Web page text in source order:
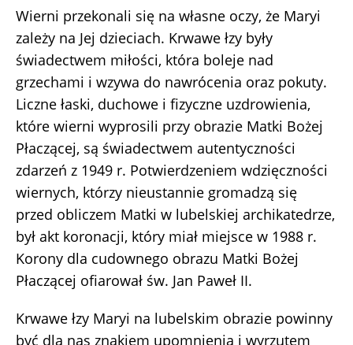
Wierni przekonali się na własne oczy, że Maryi
zależy na Jej dzieciach. Krwawe łzy były
świadectwem miłości, która boleje nad
grzechami i wzywa do nawrócenia oraz pokuty.
Liczne łaski, duchowe i fizyczne uzdrowienia,
które wierni wyprosili przy obrazie Matki Bożej
Płaczącej, są świadectwem autentyczności
zdarzeń z 1949 r. Potwierdzeniem wdzięczności
wiernych, którzy nieustannie gromadzą się
przed obliczem Matki w lubelskiej archikatedrze,
był akt koronacji, który miał miejsce w 1988 r.
Korony dla cudownego obrazu Matki Bożej
Płaczącej ofiarował św. Jan Paweł II.
Krwawe łzy Maryi na lubelskim obrazie powinny
być dla nas znakiem upomnienia i wyrzutem